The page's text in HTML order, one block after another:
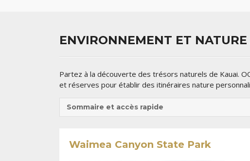
ENVIRONNEMENT ET
Partez à la découverte des trésors naturels de Kauai.
et réserves pour établir des itinéraires nature
Sommaire et accès rapide
Waimea Canyon State Park